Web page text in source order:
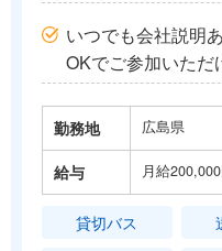
いつでも会社説明
OKでご参加いただ
勤務地 広島県
給与 月給
貸切バス